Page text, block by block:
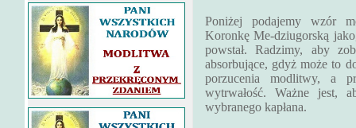
Poniżej podajemy wzór
Koronkę Me-dziugorską
powstał. Radzimy, aby
absorbujące, gdyż może to
porzucenia modlitwy, a
wytrwałość. Ważne jest,
wybranego kapłana.